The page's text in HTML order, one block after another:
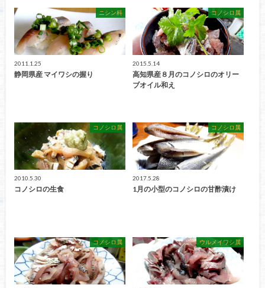
ニシン科
2011.1.25
静岡県産 マイワシの握り
コノシロ属
2015.5.14
高知県産８月のコノシロのオリー
ブオイル和え
コノシロ属
2010.5.30
コノシロの生食
コノシロ属
2017.5.28
1月の小型のコノシロの甘酢漬け
コノシロ属 ウルメイワシ属